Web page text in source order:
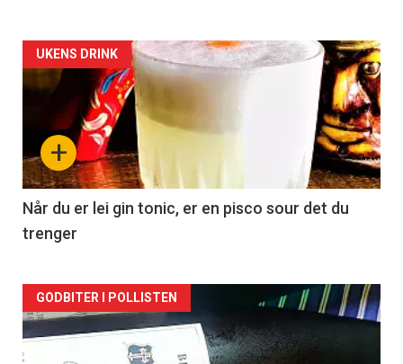
Forsiden
akkurat
nå
-
2
+
UKENS DRINK
Når du er lei gin tonic, er en pisco sour det du
trenger
Forsiden
akkurat
GODBITER I POLLISTEN